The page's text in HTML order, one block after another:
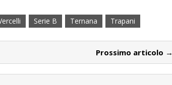
Serie B Ternana Trapani
Prossimo articolo →